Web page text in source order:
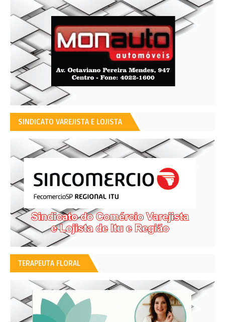
SINDICATO VAREJISTA E LOJISTA
TERAPEUTA FLORAL